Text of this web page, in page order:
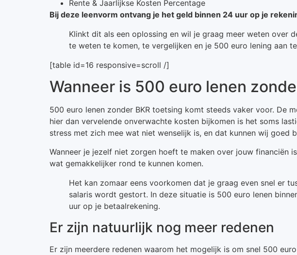
Rente & Jaarlijkse Kosten Percentage
Bij deze leenvorm ontvang je het geld binnen 24 uur op je
Klinkt dit als een oplossing en wil je graag meer weten over
te weten te komen, te vergelijken en je 500 euro lening aan
[table id=16 responsive=scroll /]
Wanneer is 500 euro lenen
500 euro lenen zonder BKR toetsing komt steeds vaker voor. De
hier dan vervelende onverwachte kosten bijkomen is het soms
stress met zich mee wat niet wenselijk is, en dat kunnen wij goed
Wanneer je jezelf niet zorgen hoeft te maken over jouw
wat gemakkelijker rond te kunnen komen.
Het kan zomaar eens voorkomen dat je graag even snel er
salaris wordt gestort. In deze situatie is 500 euro lenen
uur op je betaalrekening.
Er zijn natuurlijk nog meer redenen
Er zijn meerdere redenen waarom het mogelijk is om snel 500